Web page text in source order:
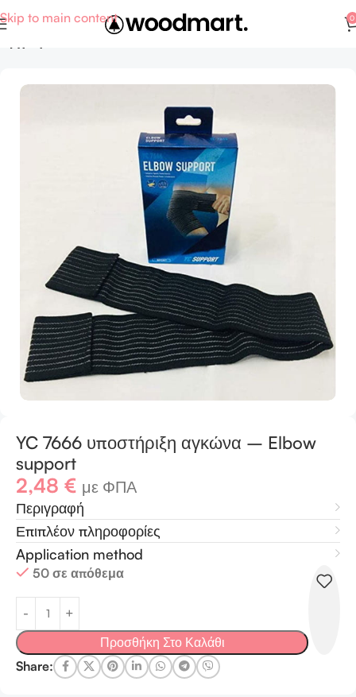
Skip to main content 0
YC 7666 υποστήριξη αγκώνα – Elbow
support
2,48 € με ΦΠΑ
Περιγραφή
Επιπλέον πληροφορίες
Application method
50 σε απόθεμα
Προσθήκη Στο Καλάθι
Share: